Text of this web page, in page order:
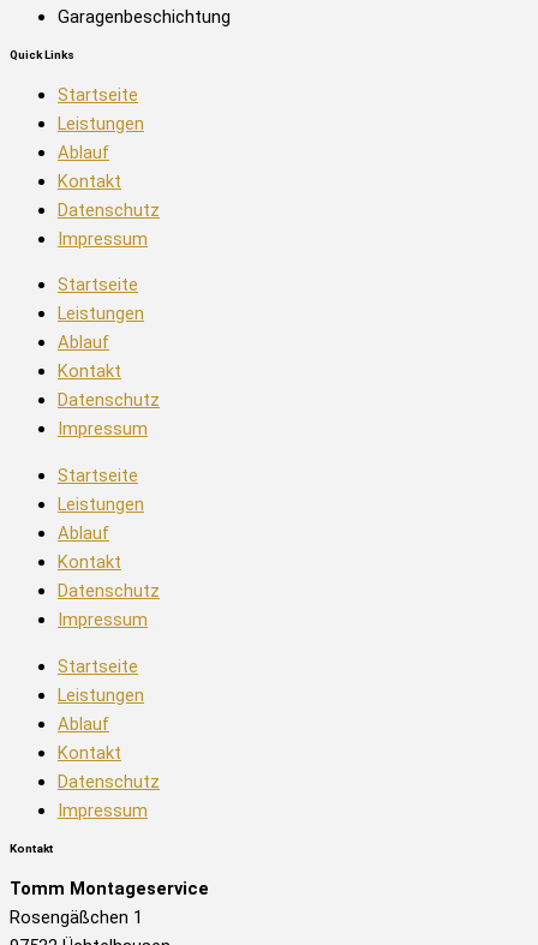
Garagenbeschichtung
Quick Links
Startseite
Leistungen
Ablauf
Kontakt
Datenschutz
Impressum
Startseite
Leistungen
Ablauf
Kontakt
Datenschutz
Impressum
Startseite
Leistungen
Ablauf
Kontakt
Datenschutz
Impressum
Startseite
Leistungen
Ablauf
Kontakt
Datenschutz
Impressum
Kontakt
Tomm Montageservice
Rosengäßchen 1